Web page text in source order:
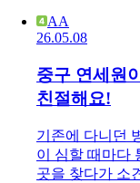
AA
26.05.08
중구 연세원
친절해요!
기존에 다니던
이 심할 때마다
곳을 찾다가 소